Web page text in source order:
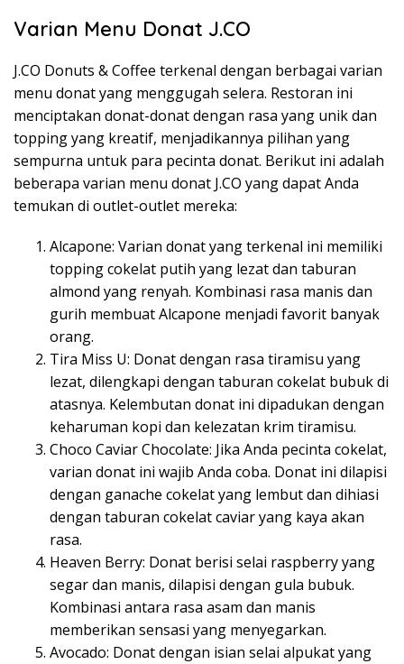
Varian Menu Donat J.CO
J.CO Donuts & Coffee terkenal dengan berbagai varian
menu donat yang menggugah selera. Restoran ini
menciptakan donat-donat dengan rasa yang unik dan
topping yang kreatif, menjadikannya pilihan yang
sempurna untuk para pecinta donat. Berikut ini adalah
beberapa varian menu donat J.CO yang dapat Anda
temukan di outlet-outlet mereka:
Alcapone: Varian donat yang terkenal ini memiliki
topping cokelat putih yang lezat dan taburan
almond yang renyah. Kombinasi rasa manis dan
gurih membuat Alcapone menjadi favorit banyak
orang.
Tira Miss U: Donat dengan rasa tiramisu yang
lezat, dilengkapi dengan taburan cokelat bubuk di
atasnya. Kelembutan donat ini dipadukan dengan
keharuman kopi dan kelezatan krim tiramisu.
Choco Caviar Chocolate: Jika Anda pecinta cokelat,
varian donat ini wajib Anda coba. Donat ini dilapisi
dengan ganache cokelat yang lembut dan dihiasi
dengan taburan cokelat caviar yang kaya akan
rasa.
Heaven Berry: Donat berisi selai raspberry yang
segar dan manis, dilapisi dengan gula bubuk.
Kombinasi antara rasa asam dan manis
memberikan sensasi yang menyegarkan.
Avocado: Donat dengan isian selai alpukat yang